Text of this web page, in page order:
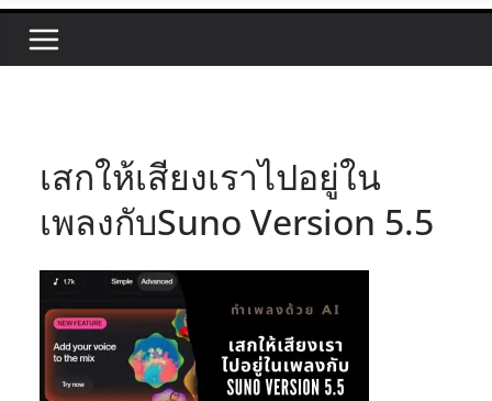
เสกให้เสียงเราไปอยู่ใน
เพลงกับSuno Version 5.5